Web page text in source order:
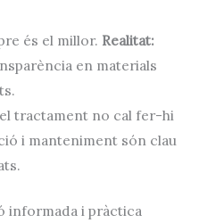
és el millor. Realitat:
en materials
tractament no cal fer-hi
i manteniment són clau
informada i pràctica